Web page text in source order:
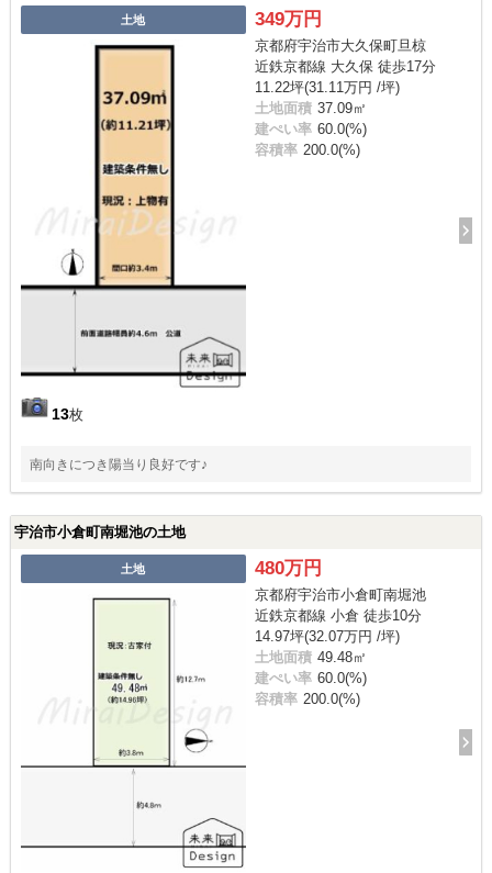
土地
13枚
349万円
京都府宇治市大久保町旦椋
近鉄京都線 大久保 徒歩17分
11.22坪(31.11万円 /坪)
土地面積 37.09㎡
建ぺい率 60.0(%)
容積率 200.0(%)
南向きにつき陽当り良好です♪
宇治市小倉町南堀池の土地
土地 480万円
京都府宇治市小倉町南堀池
近鉄京都線 小倉 徒歩10分
14.97坪(32.07万円 /坪)
土地面積 49.48㎡
建ぺい率 60.0(%)
容積率 200.0(%)